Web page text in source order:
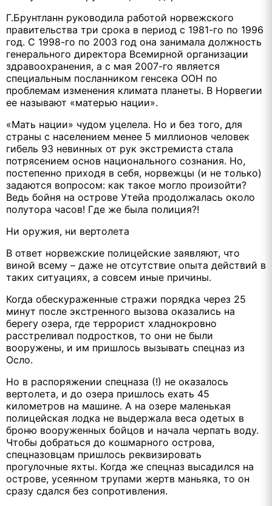
Г.Брунтланн руководила работой норвежского
правительства три срока в период с 1981-го по 1996
год. С 1998-го по 2003 год она занимала должность
генерального директора Всемирной организации
здравоохранения, а с мая 2007-го является
специальным посланником генсека ООН по
проблемам изменения климата планеты. В Норвегии
ее называют «матерью нации».
«Мать нации» чудом уцелела. Но и без того, для
страны с населением менее 5 миллионов человек
гибель 93 невинных от рук экстремиста стала
потрясением основ национального сознания. Но,
постепенно приходя в себя, норвежцы (и не только)
задаются вопросом: как такое могло произойти?
Ведь бойня на острове Утейа продолжалась около
полутора часов! Где же была полиция?!
Ни оружия, ни вертолета
В ответ норвежские полицейские заявляют, что
виной всему – даже не отсутствие опыта действий в
таких ситуациях, а совсем иные причины.
Когда обескураженные стражи порядка через 25
минут после экстренного вызова оказались на
берегу озера, где террорист хладнокровно
расстреливал подростков, то они не были
вооружены, и им пришлось вызывать спецназ из
Осло.
Но в распоряжении спецназа (!) не оказалось
вертолета, и до озера пришлось ехать 45
километров на машине. А на озере маленькая
полицейская лодка не выдержала веса одетых в
броню вооруженных бойцов и начала черпать воду.
Чтобы добраться до кошмарного острова,
спецназовцам пришлось реквизировать
прогулочные яхты. Когда же спецназ высадился на
острове, усеянном трупами жертв маньяка, то он
сразу сдался без сопротивления.